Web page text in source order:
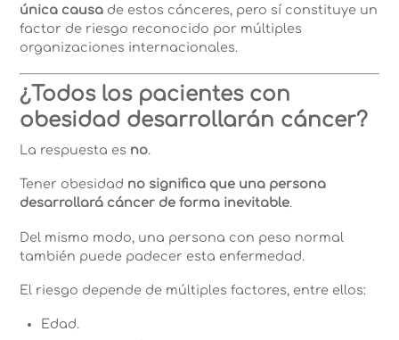
única causa de estos cánceres, pero sí constituye un
factor de riesgo reconocido por múltiples
organizaciones internacionales.
¿Todos los pacientes con
obesidad desarrollarán cáncer?
La respuesta es no.
Tener obesidad no significa que una persona
desarrollará cáncer de forma inevitable.
Del mismo modo, una persona con peso normal
también puede padecer esta enfermedad.
El riesgo depende de múltiples factores, entre ellos:
Edad.